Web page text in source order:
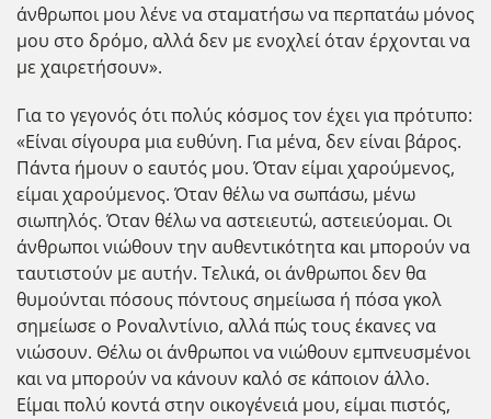
άνθρωποι μου λένε να σταματήσω να περπατάω μόνος
μου στο δρόμο, αλλά δεν με ενοχλεί όταν έρχονται να
με χαιρετήσουν».
Για το γεγονός ότι πολύς κόσμος τον έχει για πρότυπο:
«Είναι σίγουρα μια ευθύνη. Για μένα, δεν είναι βάρος.
Πάντα ήμουν ο εαυτός μου. Όταν είμαι χαρούμενος,
είμαι χαρούμενος. Όταν θέλω να σωπάσω, μένω
σιωπηλός. Όταν θέλω να αστειευτώ, αστειεύομαι. Οι
άνθρωποι νιώθουν την αυθεντικότητα και μπορούν να
ταυτιστούν με αυτήν. Τελικά, οι άνθρωποι δεν θα
θυμούνται πόσους πόντους σημείωσα ή πόσα γκολ
σημείωσε ο Ροναλντίνιο, αλλά πώς τους έκανες να
νιώσουν. Θέλω οι άνθρωποι να νιώθουν εμπνευσμένοι
και να μπορούν να κάνουν καλό σε κάποιον άλλο.
Είμαι πολύ κοντά στην οικογένειά μου, είμαι πιστός,